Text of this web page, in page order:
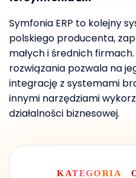
Symfonia ERP to kolejny
polskiego producenta,
małych i średnich
rozwiązania pozwala na
integrację z systemami
innymi narzędziami
działalności biznesowej.
KATEGORIA